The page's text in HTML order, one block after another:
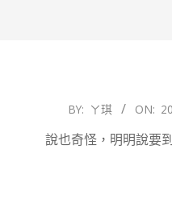
17
BY: ㄚ琪 ON:
說也奇怪，明明說要